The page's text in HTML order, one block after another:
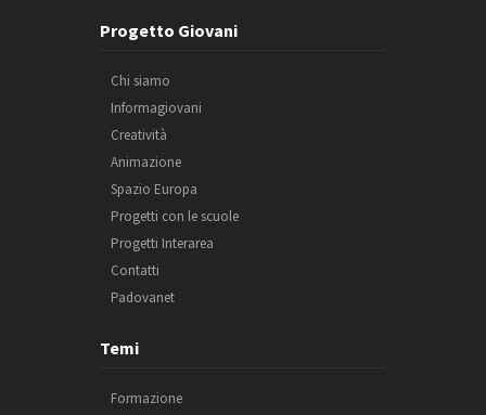
Progetto Giovani
Chi siamo
Informagiovani
Creatività
Animazione
Spazio Europa
Progetti con le scuole
Progetti Interarea
Contatti
Padovanet
Temi
Formazione